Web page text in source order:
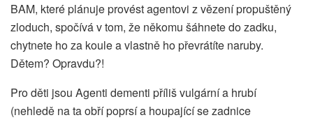
BAM, které plánuje provést agentovi z vězení propuštěný
zloduch, spočívá v tom, že někomu šáhnete do zadku,
chytnete ho za koule a vlastně ho převrátíte naruby.
Dětem? Opravdu?!
Pro děti jsou Agenti dementi příliš vulgární a hrubí
(nehledě na ta obří poprsí a houpající se zadnice